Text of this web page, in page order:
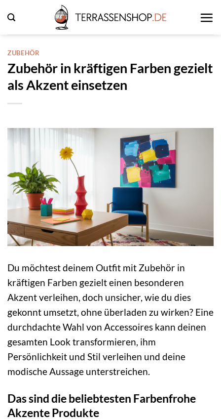
Inhalt
springen
ZUBEHÖR
Zubehör in kräftigen Farben gezielt
als Akzent einsetzen
Du möchtest deinem Outfit mit Zubehör in
kräftigen Farben gezielt einen besonderen
Akzent verleihen, doch unsicher, wie du dies
gekonnt umsetzt, ohne überladen zu wirken? Eine
durchdachte Wahl von Accessoires kann deinen
gesamten Look transformieren, ihm
Persönlichkeit und Stil verleihen und deine
modische Aussage unterstreichen.
Das sind die beliebtesten Farbenfrohe
Akzente Produkte